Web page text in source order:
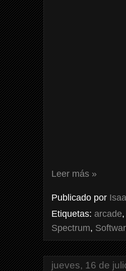
Leer más »
Publicado por
Etiquetas: arcade,
Spectrum,
jueves, 16 de